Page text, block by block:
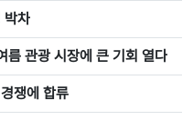
박차
름 관광 시장에 큰 기회 열다
쟁에 합류